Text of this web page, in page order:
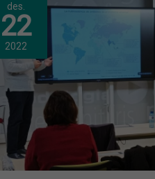
des.
22
2022
ELS
FARMACÈUTICS
HOSPITALARIS
S’ACTUALITZEN
EN
L’ABORDATGE
DE
LES
INFECCIONS
MULTIRESISTENTS